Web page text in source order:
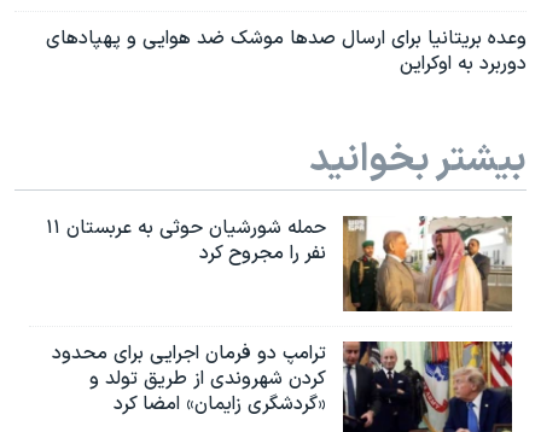
وعده بریتانیا برای ارسال صدها موشک ضد هوایی و پهپادهای
دوربرد به اوکراین
بیشتر بخوانید
حمله شورشیان حوثی به عربستان ۱۱
نفر را مجروح کرد
ترامپ دو فرمان اجرایی برای محدود
کردن شهروندی از طریق تولد و
«گردشگری زایمان» امضا کرد